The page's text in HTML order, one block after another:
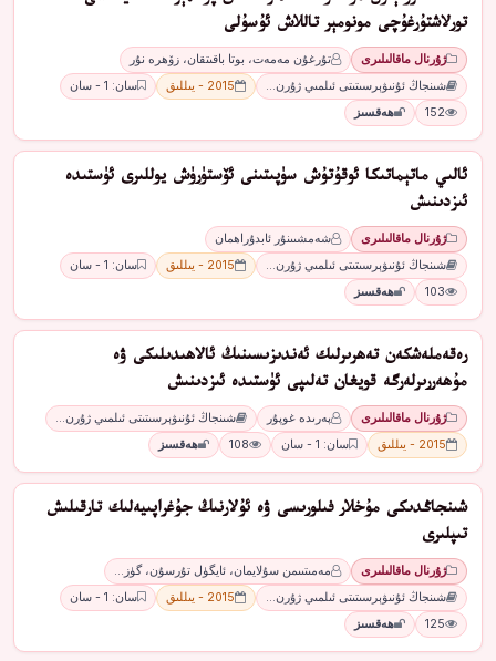
تورلاشتۇرغۇچى مونومېر تاللاش ئۇسۇلى
ژۇرنال ماقالىلىرى
تۇرغۇن مەمەت، بوتا باقىتقان، زۆھرە نۇر
شىنجاڭ ئۇنىۋېرسىتىتى ئىلمىي ژۇرن…
2015 - يىللىق
سان: 1 - سان
152
ھەقسىز
ئالىي ماتېماتىكا ئوقۇتۇش سۈپىتىنى ئۆستۈرۈش يوللىرى ئۈستىدە
ئىزدىنىش
ژۇرنال ماقالىلىرى
شەمشىىنۇر ئابدۇراھمان
شىنجاڭ ئۇنىۋېرسىتىتى ئىلمىي ژۇرن…
2015 - يىللىق
سان: 1 - سان
103
ھەقسىز
رەقەملەشكەن تەھرىرلىك ئەندىزىسىنىڭ ئالاھىدىلىكى ۋە
مۇھەررىرلەرگە قويغان تەلىپى ئۈستىدە ئىزدىنىش
ژۇرنال ماقالىلىرى پەرىدە غوپۇر
شىنجاڭ ئۇنىۋېرسىتىتى ئىلمىي ژۇرن…
2015 - يىللىق
سان: 1 - سان 108 ھەقسىز
شىنجاڭدىكى مۇخلار فىلورىسى ۋە ئۇلارنىڭ جۇغراپىيەلىك تارقىلىش
تىپلىرى
ژۇرنال ماقالىلىرى
مەمىتىىمن سۇلايمان، ئايگۈل تۇرسۇن، گۈز…
شىنجاڭ ئۇنىۋېرسىتىتى ئىلمىي ژۇرن…
2015 - يىللىق
سان: 1 - سان
125
ھەقسىز